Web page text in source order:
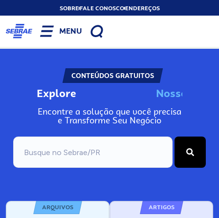
SOBREFALE CONOSCOENDEREÇOS
MENU
CONTEÚDOS GRATUITOS
Explore No
Encontre a solução que você precisa
e Transforme Seu Negócio
ARQUIVOS ARTIGOS